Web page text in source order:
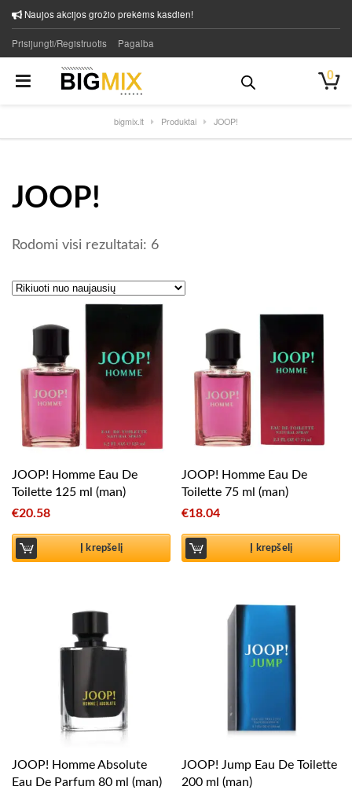
Naujos akcijos grožio prekėms kasdien!
Prisijungti/Registruotis Pagalba
0
bigmix.lt Produktai JOOP!
JOOP!
Rodomi visi rezultatai: 6Rūšiuojama pagal naujausią
JOOP! Homme Eau De
Toilette 125 ml (man)
€20.58
Į krepšelį
JOOP! Homme Eau De
Toilette 75 ml (man)
€18.04
Į krepšelį
JOOP! Homme Absolute
Eau De Parfum 80 ml (man)
JOOP! Jump Eau De Toilette
200 ml (man)